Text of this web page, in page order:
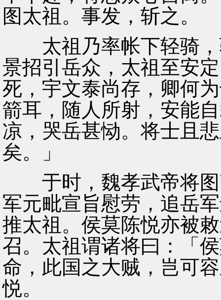
图太祖。事发，斩之。
太祖乃率帐下轻骑，
景招引岳众，太祖至安
死，宇文泰尚存，卿何
箭耳，随人所射，安能
凉，哭岳甚恸。将士且
矣。」
于时，魏孝武帝将图
军元毗宣旨慰劳，追岳
推太祖。侯莫陈悦亦被
召。太祖谓诸将曰：「
命，此国之大贼，岂可
悦。